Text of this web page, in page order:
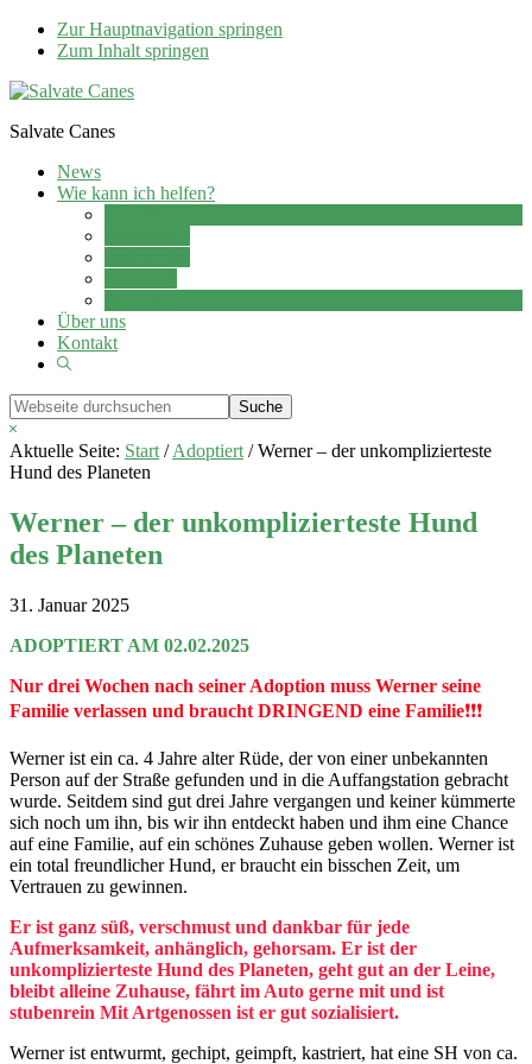
Zur Hauptnavigation springen
Zum Inhalt springen
Salvate Canes
News
Wie kann ich helfen?
Über uns
Kontakt
Show
Webseite
durchsuchen
Hide
Search
Aktuelle Seite: Start / Adoptiert /Werner – der unkomplizierteste
Hund des Planeten
Werner – der unkomplizierteste Hund
des Planeten
31. Januar 2025
ADOPTIERT AM 02.02.2025
Nur drei Wochen nach seiner Adoption muss Werner seine
Familie verlassen und braucht DRINGEND eine Familie❗️❗️❗️
Werner ist ein ca. 4 Jahre alter Rüde, der von einer unbekannten
Person auf der Straße gefunden und in die Auffangstation gebracht
wurde. Seitdem sind gut drei Jahre vergangen und keiner kümmerte
sich noch um ihn, bis wir ihn entdeckt haben und ihm eine Chance
auf eine Familie, auf ein schönes Zuhause geben wollen. Werner ist
ein total freundlicher Hund, er braucht ein bisschen Zeit, um
Vertrauen zu gewinnen.
Er ist ganz süß, verschmust und dankbar für jede
Aufmerksamkeit, anhänglich, gehorsam. Er ist der
unkomplizierteste Hund des Planeten, geht gut an der Leine,
bleibt alleine Zuhause, fährt im Auto gerne mit und ist
stubenrein Mit Artgenossen ist er gut sozialisiert.
Werner ist entwurmt, gechipt, geimpft, kastriert, hat eine SH von ca.